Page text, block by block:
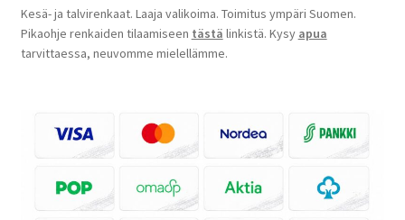
Kesä- ja talvirenkaat. Laaja valikoima. Toimitus ympäri Suomen.
Pikaohje renkaiden tilaamiseen tästä linkistä. Kysy apua
tarvittaessa, neuvomme mielellämme.